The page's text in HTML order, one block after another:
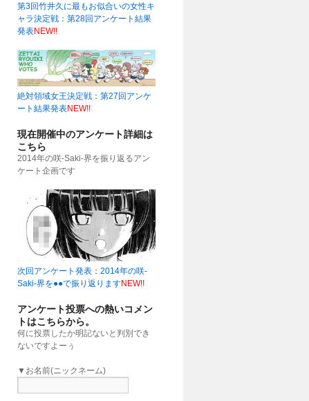
(16:00)
第3回竹井久に最もお似合いの女性キ
ャラ決定戦：第28回アンケート結果
発表NEW!!
絶対領域女王決定戦：第27回アンケ
ート結果発表NEW!!
現在開催中のアンケート詳細は
こちら
2014年の咲-Saki-界を振り返るアン
ケート企画です
次回アンケート発表：2014年の咲-
Saki-界を●●で振り返りますNEW!!
アンケート投票への熱いコメン
トはこちらから。
何に投票したか明記ないと判別でき
ないですよーぅ
▼お名前(ニックネーム)